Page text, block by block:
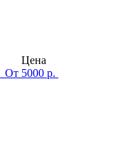
Цена
От 5000 р.